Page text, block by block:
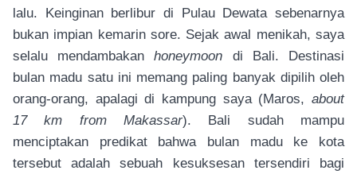
lalu. Keinginan berlibur di Pulau Dewata sebenarnya
bukan impian kemarin sore. Sejak awal menikah, saya
selalu mendambakanhoneymoon di Bali. Destinasi
bulan madu satu ini memang paling banyak dipilih oleh
orang-orang, apalagi di kampung saya (Maros, about
17 km from Makassar). Bali sudah mampu
menciptakan predikat bahwa bulan madu ke kota
tersebut adalah sebuah kesuksesan tersendiri bagi